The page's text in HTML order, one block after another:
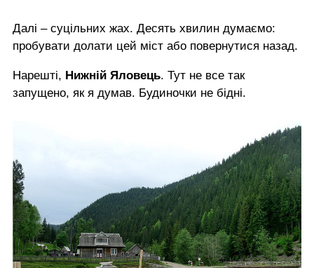
Далі – суцільних жах. Десять хвилин думаємо:
пробувати долати цей міст або повернутися назад.
Нарешті, Нижній Яловець. Тут не все так
запущено, як я думав. Будиночки не бідні.